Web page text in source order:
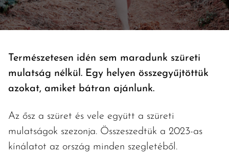
Természetesen idén sem maradunk szüreti
mulatság nélkül. Egy helyen összegyűjtöttük
azokat, amiket bátran ajánlunk.
Az ősz a szüret és vele együtt a szüreti
mulatságok szezonja. Összeszedtük a 2023-as
kínálatot az ország minden szegletéből.